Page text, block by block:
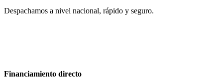
Despachamos a nivel nacional, rápido y seguro.
Financiamiento directo